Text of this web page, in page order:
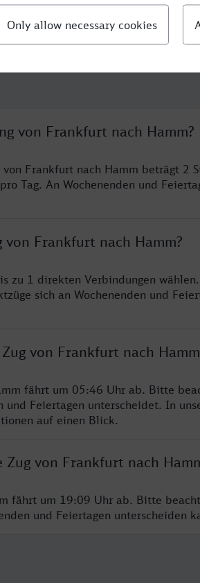
von Frankfurt nach Hamm?
Frankfurt nach Hamm beträgt 2
Tag. An Wochenenden und
Frankfurt nach Hamm?
zu 1 direkten Verbindungen
sich an Wochenenden und
von Frankfurt nach
fährt um 05:46 Uhr ab. Bitte
und Feiertagen unterscheidet. In
auf einen Blick.
von Frankfurt nach
fährt um 19:09 Uhr ab. Bitte
und Feiertagen unterscheiden